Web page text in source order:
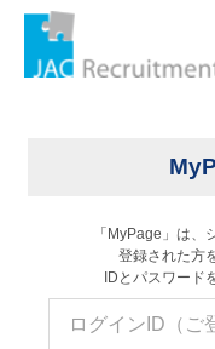
お選びくだ
サービス(人材
商社
ホーム ログイン
「MyPage」は、
登録された方
IDとパスワード